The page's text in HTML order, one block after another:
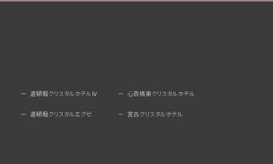
道頓堀クリスタルホテルⅣ 心斎橋東クリスタルホテル
道頓堀クリスタルエグゼ 宮古クリスタルホテル